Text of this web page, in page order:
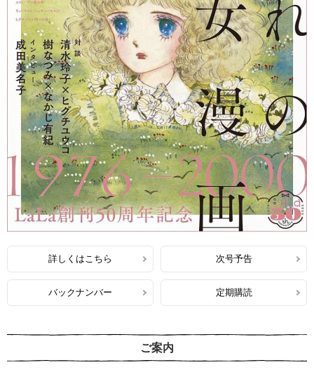
詳しくはこちら 次号予告
バックナンバー 定期購読
ご案内